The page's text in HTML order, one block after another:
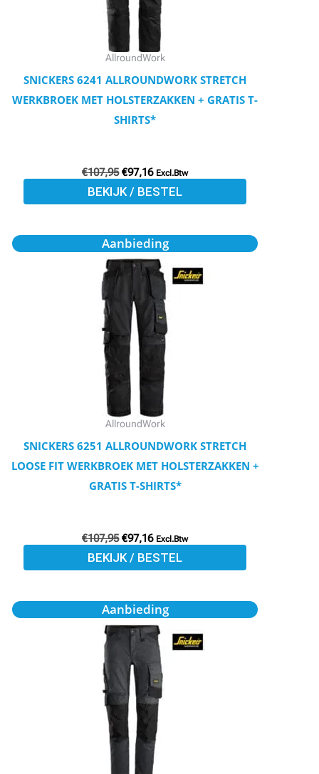
AllroundWork
SNICKERS 6241 ALLROUNDWORK STRETCH
WERKBROEK MET HOLSTERZAKKEN + GRATIS T-
SHIRTS*
€107,95 €97,16 Excl.Btw
BEKIJK / BESTEL
kan
gekozen
worden
op
de
productpagina
Aanbieding
AllroundWork
SNICKERS 6251 ALLROUNDWORK STRETCH
LOOSE FIT WERKBROEK MET HOLSTERZAKKEN +
GRATIS T-SHIRTS*
€107,95
Oorspronkelijke
prijs
was:
€107,95.
€97,16
Huidige
prijs
is:
€97,16.
Excl.Btw
BEKIJK / BESTEL
Dit
product
heeft
meerdere
variaties.
Deze
gekozen
worden
op
de
productpagina
Aanbieding
Oorspronkelijke
prijs
was:
€101,95.
Huidige
prijs
is:
€91,75.
Dit
product
heeft
meerdere
variaties.
Deze
optie
kan
gekozen